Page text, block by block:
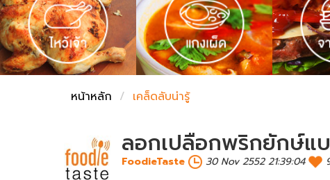
หน้าหลัก เคล็ดลับน่ารู้
ลอกเปลือกพริกยักษ์แบ
FoodieTaste 30 Nov 2552 21:39:04